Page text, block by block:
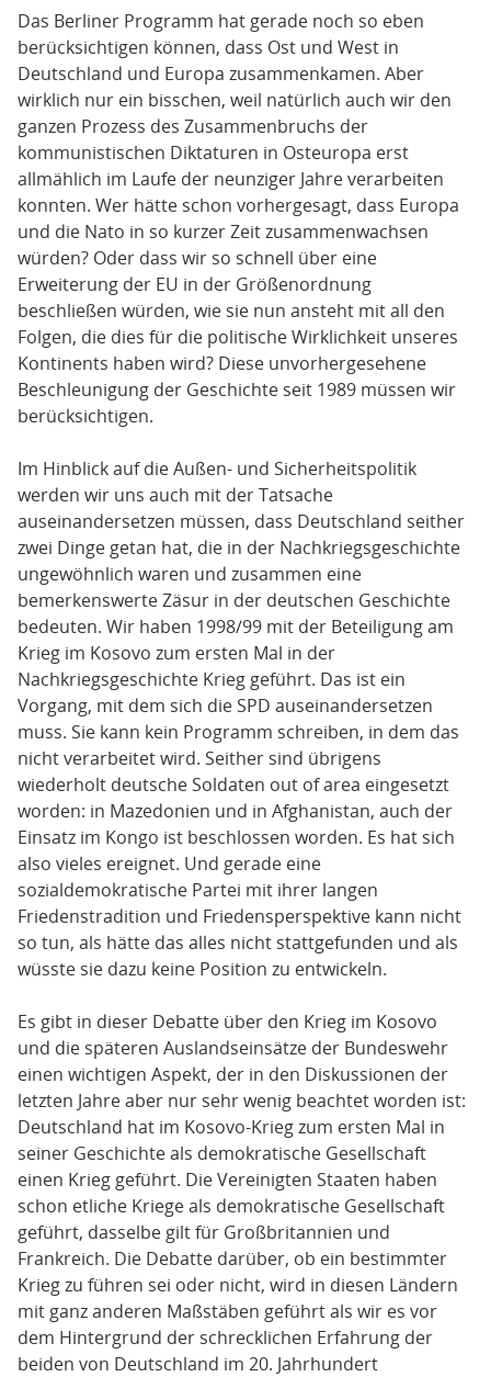
Das Berliner Programm hat gerade noch so eben
berücksichtigen können, dass Ost und West in
Deutschland und Europa zusammenkamen. Aber
wirklich nur ein bisschen, weil natürlich auch wir den
ganzen Prozess des Zusammenbruchs der
kommunistischen Diktaturen in Osteuropa erst
allmählich im Laufe der neunziger Jahre verarbeiten
konnten. Wer hätte schon vorhergesagt, dass Europa
und die Nato in so kurzer Zeit zusammenwachsen
würden? Oder dass wir so schnell über eine
Erweiterung der EU in der Größenordnung
beschließen würden, wie sie nun ansteht mit all den
Folgen, die dies für die politische Wirklichkeit unseres
Kontinents haben wird? Diese unvorhergesehene
Beschleunigung der Geschichte seit 1989 müssen wir
berücksichtigen.
Im Hinblick auf die Außen- und Sicherheitspolitik
werden wir uns auch mit der Tatsache
auseinandersetzen müssen, dass Deutschland seither
zwei Dinge getan hat, die in der Nachkriegsgeschichte
ungewöhnlich waren und zusammen eine
bemerkenswerte Zäsur in der deutschen Geschichte
bedeuten. Wir haben 1998/99 mit der Beteiligung am
Krieg im Kosovo zum ersten Mal in der
Nachkriegsgeschichte Krieg geführt. Das ist ein
Vorgang, mit dem sich die SPD auseinandersetzen
muss. Sie kann kein Programm schreiben, in dem das
nicht verarbeitet wird. Seither sind übrigens
wiederholt deutsche Soldaten out of area eingesetzt
worden: in Mazedonien und in Afghanistan, auch der
Einsatz im Kongo ist beschlossen worden. Es hat sich
also vieles ereignet. Und gerade eine
sozialdemokratische Partei mit ihrer langen
Friedenstradition und Friedensperspektive kann nicht
so tun, als hätte das alles nicht stattgefunden und als
wüsste sie dazu keine Position zu entwickeln.
Es gibt in dieser Debatte über den Krieg im Kosovo
und die späteren Auslandseinsätze der Bundeswehr
einen wichtigen Aspekt, der in den Diskussionen der
letzten Jahre aber nur sehr wenig beachtet worden ist:
Deutschland hat im Kosovo-Krieg zum ersten Mal in
seiner Geschichte als demokratische Gesellschaft
einen Krieg geführt. Die Vereinigten Staaten haben
schon etliche Kriege als demokratische Gesellschaft
geführt, dasselbe gilt für Großbritannien und
Frankreich. Die Debatte darüber, ob ein bestimmter
Krieg zu führen sei oder nicht, wird in diesen Ländern
mit ganz anderen Maßstäben geführt als wir es vor
dem Hintergrund der schrecklichen Erfahrung der
beiden von Deutschland im 20. Jahrhundert